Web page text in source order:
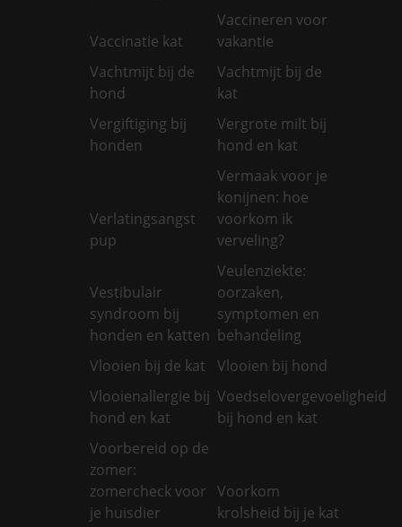
Vaccinatie kat
Vaccineren voor
vakantie
Vachtmijt bij de
hond
Vachtmijt bij de
kat
Vergiftiging bij
honden
Vergrote milt bij
hond en kat
Verlatingsangst
pup
Vermaak voor je
konijnen: hoe
voorkom ik
verveling?
Vestibulair
syndroom bij
honden en katten
Veulenziekte:
oorzaken,
symptomen en
behandeling
Vlooien bij de kat
Vlooien bij hond
Vlooienallergie bij
hond en kat
Voedselovergevoeligheid
bij hond en kat
Voorbereid op de
zomer:
zomercheck voor
je huisdier
Voorkom
krolsheid bij je kat